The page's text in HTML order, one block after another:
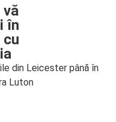
vă
în
cu
din Leicester până în
Luton